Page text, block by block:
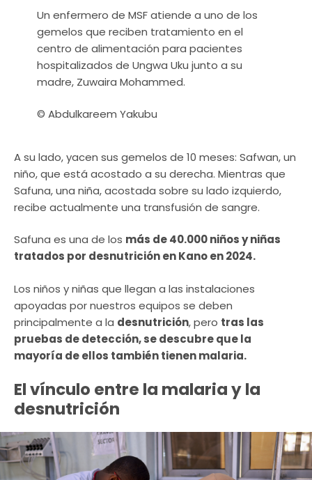
Un enfermero de MSF atiende a uno de los
gemelos que reciben tratamiento en el
centro de alimentación para pacientes
hospitalizados de Ungwa Uku junto a su
madre, Zuwaira Mohammed.
© Abdulkareem Yakubu
A su lado, yacen sus gemelos de 10 meses: Safwan, un
niño, que está acostado a su derecha. Mientras que
Safuna, una niña, acostada sobre su lado izquierdo,
recibe actualmente una transfusión de sangre.
Safuna es una de los más de 40.000 niños y niñas
tratados por desnutrición en Kano en 2024.
Los niños y niñas que llegan a las instalaciones
apoyadas por nuestros equipos se deben
principalmente a la desnutrición, pero tras las
pruebas de detección, se descubre que la
mayoría de ellos también tienen malaria.
El vínculo entre la malaria y la
desnutrición